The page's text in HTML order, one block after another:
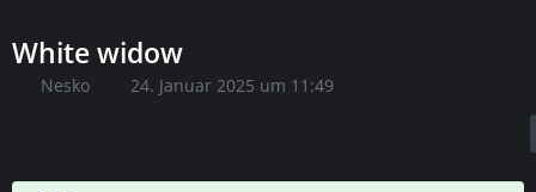
White widow
Nesko 24. Januar 2025 um 11:49